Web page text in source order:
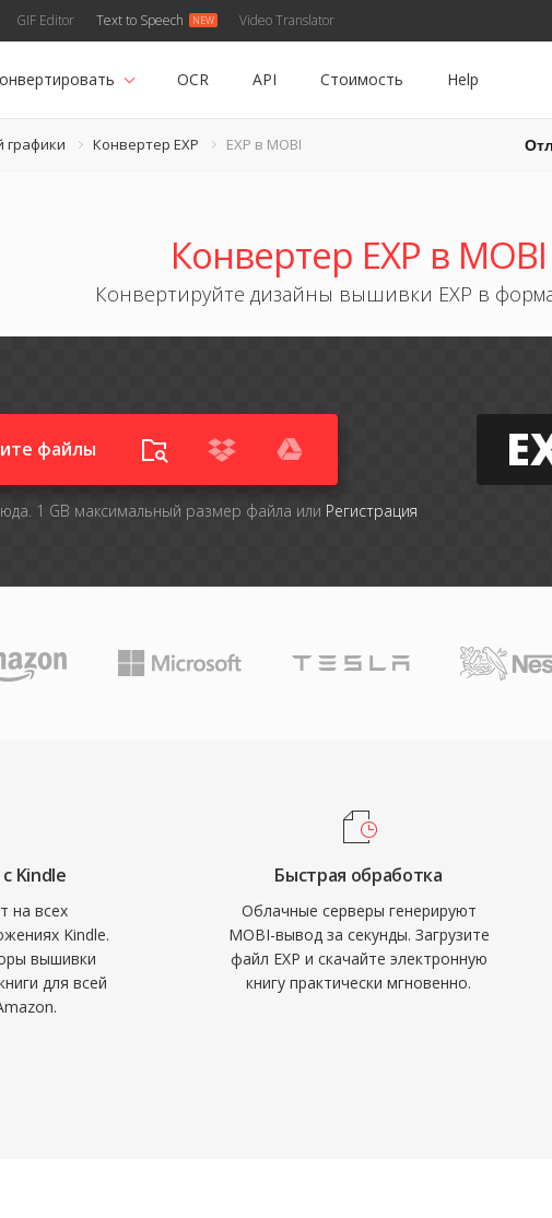
GIF Editor Text to Speech Video Translator
OCR API Стоимость Help
графики Конвертер EXP EXP в MOBI
Конвертер EXP в MOBI
Конвертируйте дизайны вышивки EXP в
файлы
1 GB максимальный размер файла или Регистрация
Kindle
на всех
Kindle.
вышивки
для всей
Быстрая обработка
Облачные серверы генерируют
MOBI-вывод за секунды. Загрузите
файл EXP и скачайте электронную
книгу практически мгновенно.